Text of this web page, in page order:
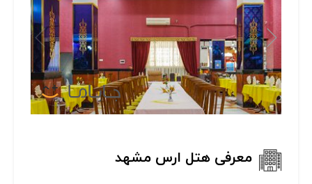
معرفی هتل ارس مشهد